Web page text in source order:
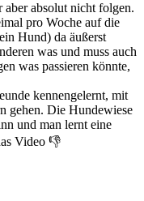
absolut nicht folgen.
pro Woche auf die
Hund) da äußerst
was und muss auch
was passieren könnte,
kennengelernt, mit
gehen. Die Hundewiese
und man lernt eine
Video 👎